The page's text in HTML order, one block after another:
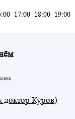
17:00 18:00 19:00
Куров)